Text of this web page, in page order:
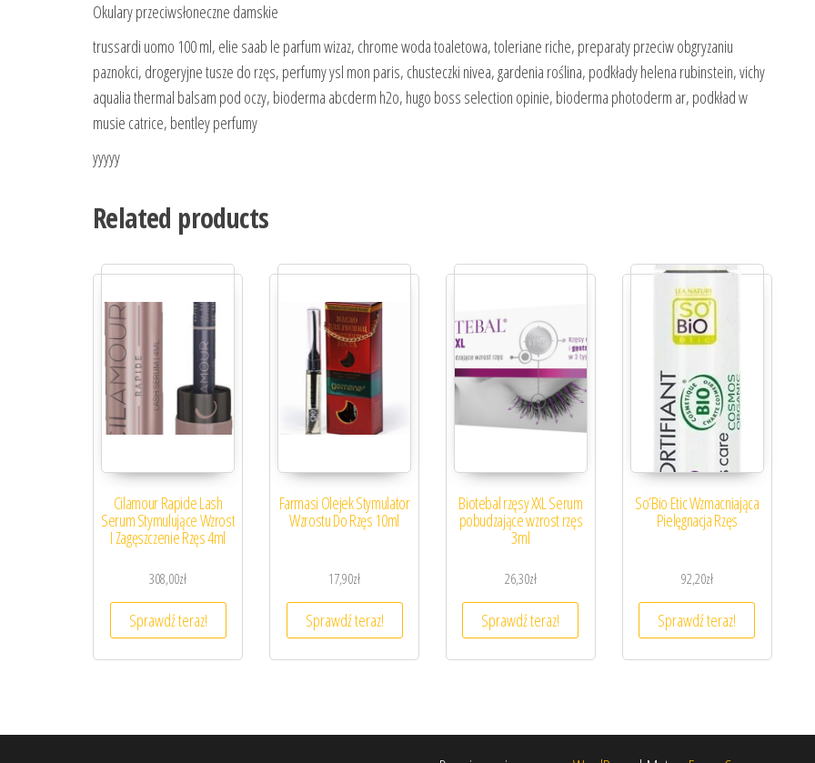
Okulary przeciwsłoneczne damskie
trussardi uomo 100 ml, elie saab le parfum wizaz, chrome woda toaletowa, toleriane riche, preparaty przeciw obgryzaniu
paznokci, drogeryjne tusze do rzęs, perfumy ysl mon paris, chusteczki nivea, gardenia roślina, podkłady helena rubinstein, vichy
aqualia thermal balsam pod oczy, bioderma abcderm h2o, hugo boss selection opinie, bioderma photoderm ar, podkład w
musie catrice, bentley perfumy
yyyyy
Related products
Cilamour Rapide Lash
Serum Stymulujące Wzrost
I Zagęszczenie Rzęs 4ml
308,00zł
Sprawdź teraz!
Farmasi Olejek Stymulator
Wzrostu Do Rzęs 10ml
17,90zł
Sprawdź teraz!
Biotebal rzęsy XXL Serum
pobudzające wzrost rzęs
3ml
26,30zł
Sprawdź teraz!
So’Bio Etic Wzmacniająca
Pielęgnacja Rzęs
92,20zł
Sprawdź teraz!